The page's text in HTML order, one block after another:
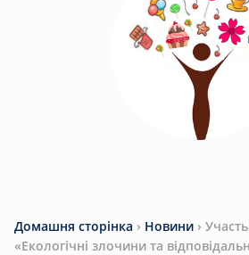
Домашня сторінка › Новини ›
«Екологічні злочини та